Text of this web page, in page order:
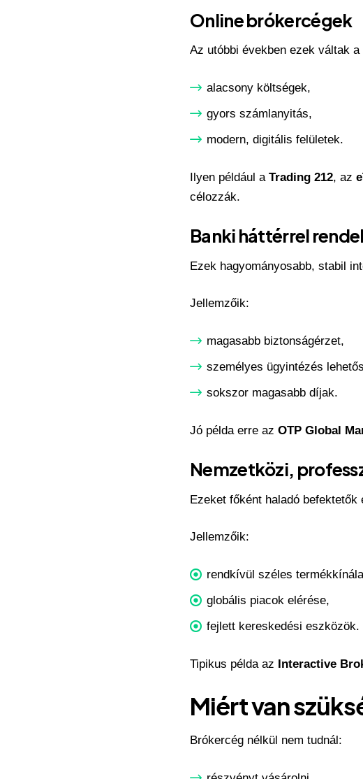
Online brókercégek
Az utóbbi években ezek váltak
alacsony költségek,
gyors számlanyitás,
modern, digitális felületek.
Ilyen például a Trading 212, az
célozzák.
Banki háttérrel
Ezek hagyományosabb, stabil
Jellemzőik:
magasabb biztonságérzet,
személyes ügyintézés
sokszor magasabb díjak.
Jó példa erre az OTP Global
Nemzetközi,
Ezeket főként haladó
Jellemzőik:
rendkívül széles
globális piacok elérése,
fejlett kereskedési eszközök.
Tipikus példa az Interactive
Miért van
Brókercég nélkül nem tudnál: